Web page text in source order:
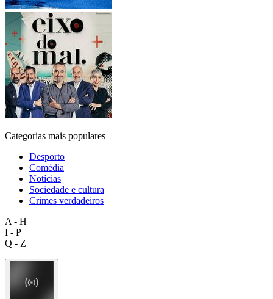
Categorias mais populares
Desporto
Comédia
Notícias
Sociedade e cultura
Crimes verdadeiros
A - H
I - P
Q - Z